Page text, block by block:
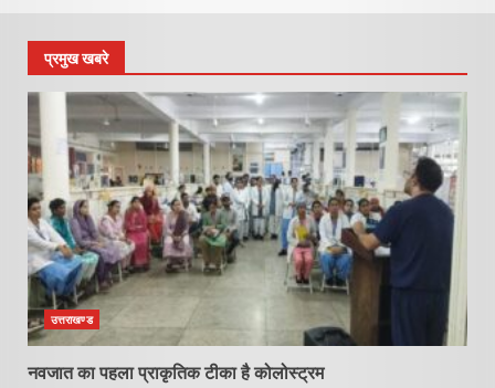
प्रमुख खबरे
उत्तराखण्ड
नवजात का पहला प्राकृतिक टीका है कोलोस्ट्रम